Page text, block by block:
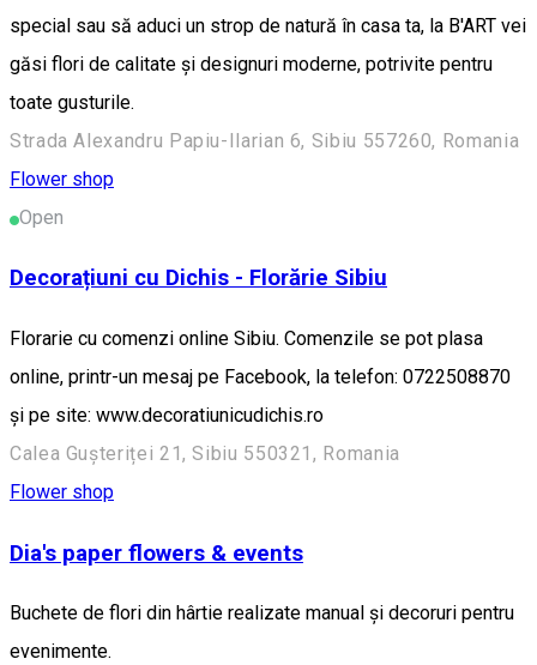
special sau să aduci un strop de natură în casa ta, la B'ART vei
găsi flori de calitate și designuri moderne, potrivite pentru
toate gusturile.
Strada Alexandru Papiu-Ilarian 6, Sibiu 557260, Romania
Flower shop
Open
Decorațiuni cu Dichis - Florărie Sibiu
Florarie cu comenzi online Sibiu. Comenzile se pot plasa
online, printr-un mesaj pe Facebook, la telefon: 0722508870
și pe site: www.decoratiunicudichis.ro
Calea Gușteriței 21, Sibiu 550321, Romania
Flower shop
Dia's paper flowers & events
Buchete de flori din hârtie realizate manual și decoruri pentru
evenimente.